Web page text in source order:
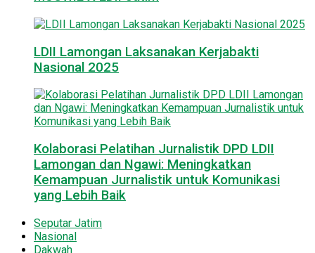
LDII Lamongan Laksanakan Kerjabakti
Nasional 2025
Kolaborasi Pelatihan Jurnalistik DPD LDII
Lamongan dan Ngawi: Meningkatkan
Kemampuan Jurnalistik untuk Komunikasi
yang Lebih Baik
Seputar Jatim
Nasional
Dakwah